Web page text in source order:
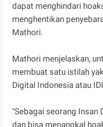
dapat menghindari
menghentikan
Mathori.
Mathori menjelaskan,
membuat satu istilah
Digital Indonesia atau
"Sebagai seorang Insan
dan bisa menangkal